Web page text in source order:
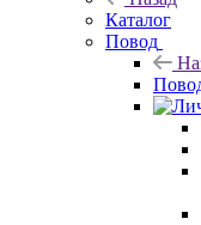
Каталог
Повод